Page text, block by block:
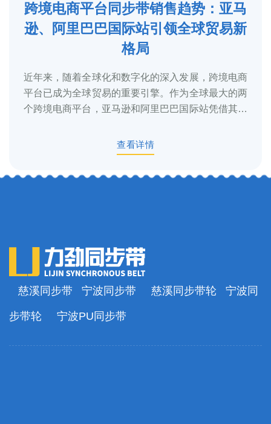
5
2025-3
跨境电商平台同步带销售趋势：亚马
逊、阿里巴巴国际站引领全球贸易新
格局
近年来，随着全球化和数字化的深入发展，跨境电商
平台已成为全球贸易的重要引擎。作为全球最大的两
个跨境电商平台，亚马逊和阿里巴巴国际站凭借其庞
查看详情
慈溪同步带 宁波同步带 慈溪同步带轮 宁波同
步带轮 宁波PU同步带